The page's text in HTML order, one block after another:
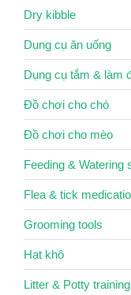
Dry kibble
Dụng cụ ăn uống
Dụng cụ tắm & làm
Đồ chơi cho chó
Đồ chơi cho mèo
Feeding & Watering
Flea & tick
Grooming tools
Hạt khô
Litter & Potty training